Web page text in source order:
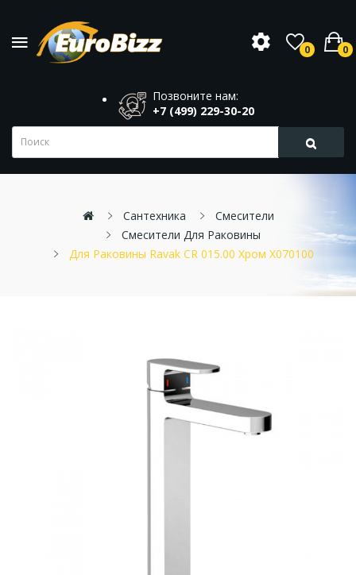
0 0
Позвоните нам:
+7 (499) 229-30-20
Сантехника
Смесители
Смесители Для Раковины
Для Раковины Ravak CR 015.00 Хром X070100